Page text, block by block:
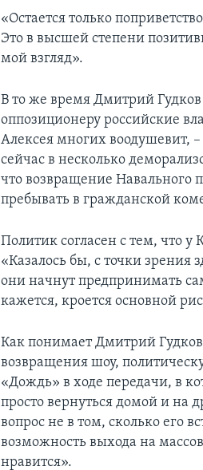
«Остается только
Это в высшей степени
мой взгляд».
В то же время Дмитрий Гудков
оппозиционеру российские
Алексея многих воодушевит,
сейчас в несколько
что возвращение
пребывать в гражданской
Политик согласен с тем, что
«Казалось бы, с точки зрения
они начнут предпринимать
кажется, кроется основной
Как понимает Дмитрий
возвращения шоу,
«Дождь» в ходе передачи, в
просто вернуться домой и на
вопрос не в том, сколько его
возможность выхода на
нравится».